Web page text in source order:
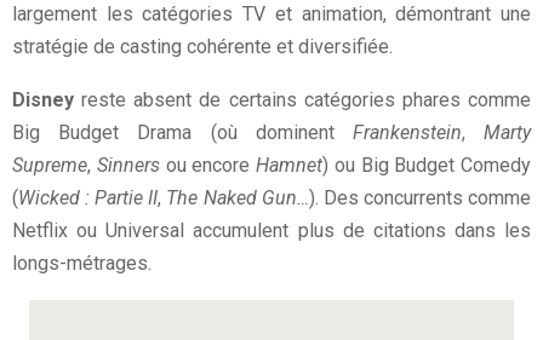
largement les catégories TV et animation, démontrant une
stratégie de casting cohérente et diversifiée.
Disney reste absent de certains catégories phares comme
Big Budget Drama (où dominent Frankenstein,Marty
Supreme, Sinnersou encore Hamnet) ou Big Budget Comedy
(Wicked : Partie II, The Naked Gun…). Des concurrents comme
Netflix ou Universal accumulent plus de citations dans les
longs-métrages.